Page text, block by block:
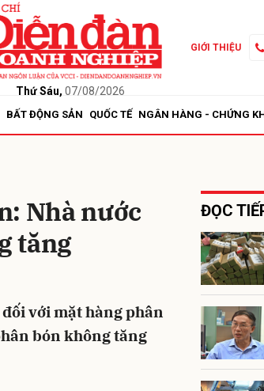
Thứ Sáu, 07/08/2026
GIỚI THIỆU
BẤT ĐỘNG SẢN QUỐC TẾ NGÂN HÀNG - CHỨNG
Nhà nước
tăng
với mặt hàng phân
bón không tăng
ĐỌC
Gửi